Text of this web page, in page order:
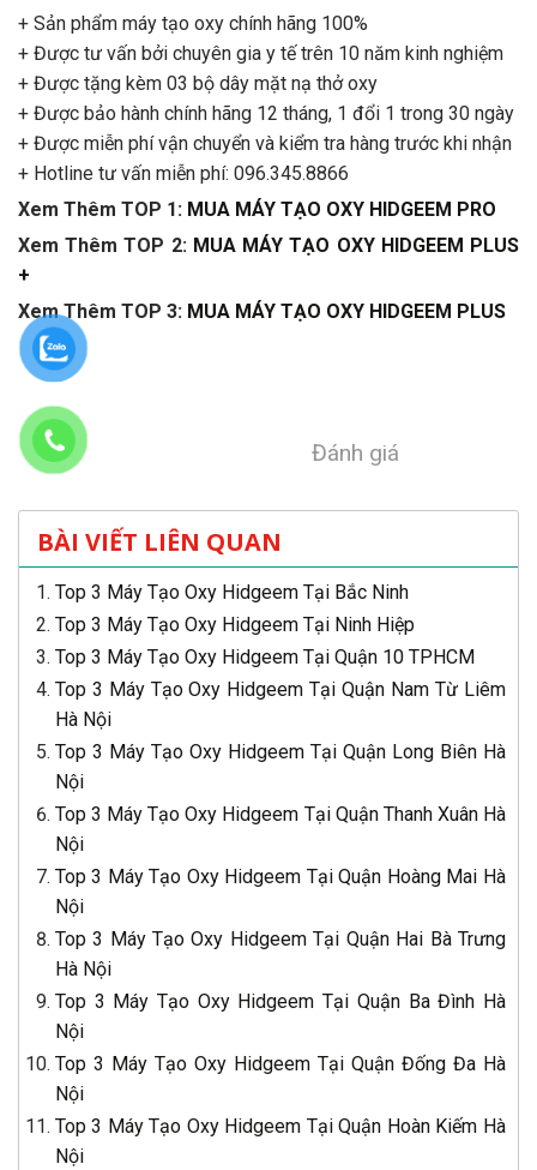
+ Sản phẩm máy tạo oxy chính hãng 100%
+ Được tư vấn bởi chuyên gia y tế trên 10 năm kinh nghiệm
+ Được tặng kèm 03 bộ dây mặt nạ thở oxy
+ Được bảo hành chính hãng 12 tháng, 1 đổi 1 trong 30 ngày
+ Được miễn phí vận chuyển và kiểm tra hàng trước khi nhận
+ Hotline tư vấn miễn phí: 096.345.8866
Xem Thêm TOP 1: MUA MÁY TẠO OXY HIDGEEM PRO
Xem Thêm TOP 2: MUA MÁY TẠO OXY HIDGEEM PLUS
+
Xem Thêm TOP 3: MUA MÁY TẠO OXY HIDGEEM PLUS
Đánh giá
BÀI VIẾT LIÊN QUAN
Top 3 Máy Tạo Oxy Hidgeem Tại Bắc Ninh
Top 3 Máy Tạo Oxy Hidgeem Tại Ninh Hiệp
Top 3 Máy Tạo Oxy Hidgeem Tại Quận 10 TPHCM
Top 3 Máy Tạo Oxy Hidgeem Tại Quận Nam Từ Liêm
Hà Nội
Top 3 Máy Tạo Oxy Hidgeem Tại Quận Long Biên Hà
Nội
Top 3 Máy Tạo Oxy Hidgeem Tại Quận Thanh Xuân Hà
Nội
Top 3 Máy Tạo Oxy Hidgeem Tại Quận Hoàng Mai Hà
Nội
Top 3 Máy Tạo Oxy Hidgeem Tại Quận Hai Bà Trưng
Hà Nội
Top 3 Máy Tạo Oxy Hidgeem Tại Quận Ba Đình Hà
Nội
Top 3 Máy Tạo Oxy Hidgeem Tại Quận Đống Đa Hà
Nội
Top 3 Máy Tạo Oxy Hidgeem Tại Quận Hoàn Kiếm Hà
Nội